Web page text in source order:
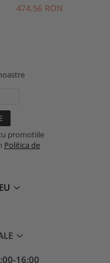
Jesmonite
474,56 RON
promotiile
Politica de
16:00